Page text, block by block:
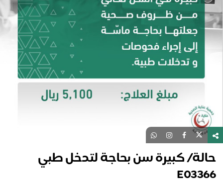
حالة/ كبيرة سن بحاجة لتدخل طبي
E03366